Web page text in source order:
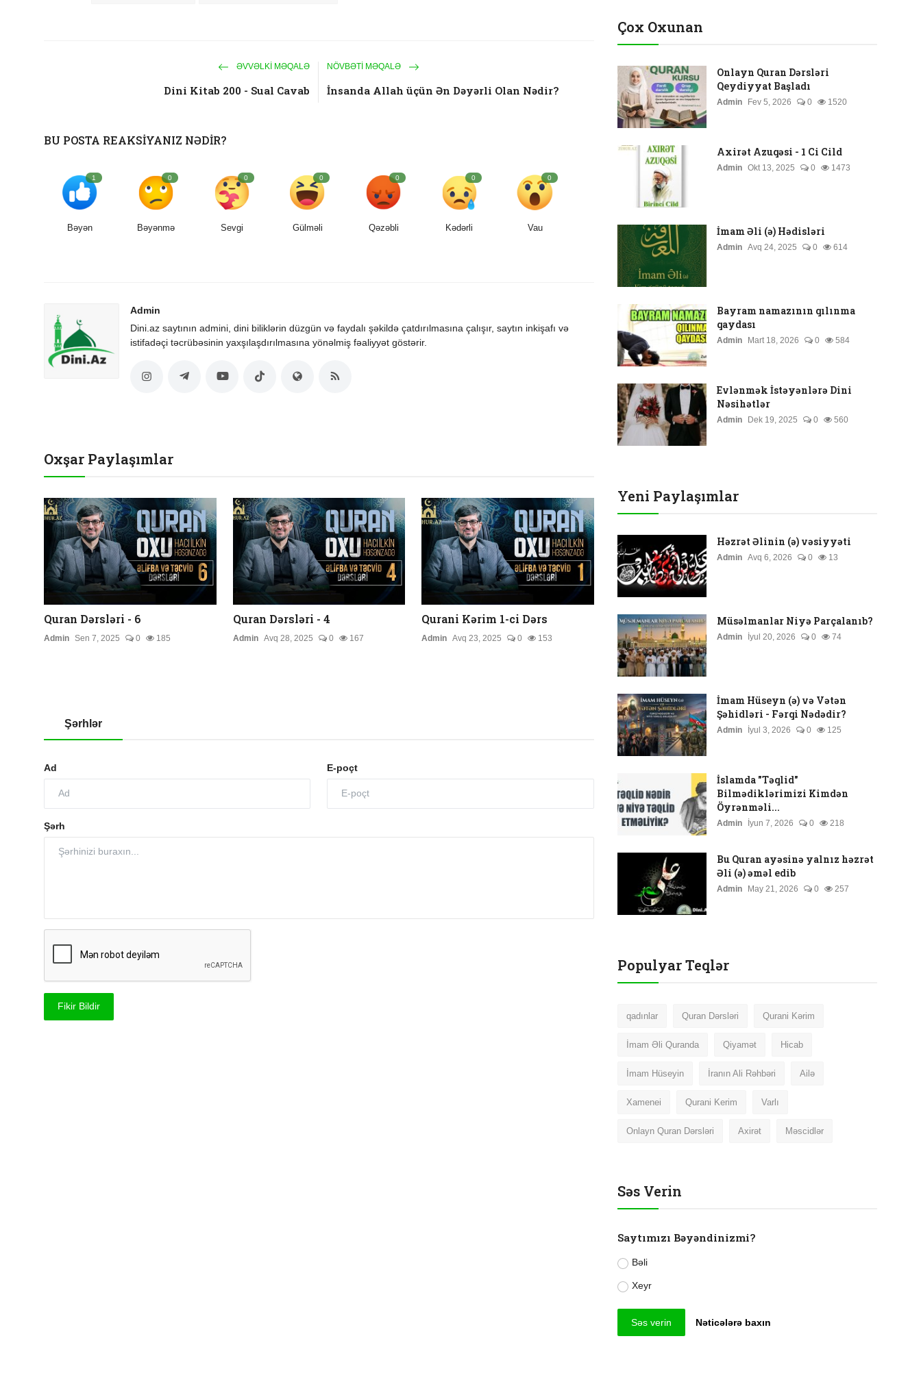
ƏVVƏLKI MƏQALƏ
Dini Kitab 200 - Sual Cavab
NÖVBƏTI MƏQALƏ
İnsanda Allah üçün Ən Dəyərli Olan Nədir?
BU POSTA REAKSIYANIZ NƏDIR?
1
Bəyən
0
Bəyənmə
0
Sevgi
0
Gülməli
0
Qəzəbli
0
Kədərli
0
Vau
Admin
Dini.az saytının admini, dini biliklərin düzgün və faydalı şəkildə çatdırılmasına çalışır, saytın inkişafı və
istifadəçi təcrübəsinin yaxşılaşdırılmasına yönəlmiş fəaliyyət göstərir.
Oxşar Paylaşımlar
Quran Dərsləri - 6
Admin Sen 7, 2025 0 185
Quran Dərsləri - 4
Admin Avq 28, 2025 0 167
Qurani Kərim 1-ci Dərs
Admin Avq 23, 2025 0 153
Şərhlər
Ad E-poçt
Şərh
Fikir Bildir
Çox Oxunan
Onlayn Quran Dərsləri
Qeydiyyat Başladı
Admin Fev 5, 2026 0 1520
Axirət Azuqəsi - 1 Ci Cild
Admin Okt 13, 2025 0 1473
İmam Əli (ə) Hədisləri
Admin Avq 24, 2025 0 614
Bayram namazının qılınma
qaydası
Admin Mart 18, 2026 0 584
Evlənmək İstəyənlərə Dini
Nəsihətlər
Admin Dek 19, 2025 0 560
Yeni Paylaşımlar
Həzrət Əlinin (ə) vəsiyyəti
Admin Avq 6, 2026 0 13
Müsəlmanlar Niyə Parçalanıb?
Admin İyul 20, 2026 0 74
İmam Hüseyn (ə) və Vətən
Şəhidləri - Fərqi Nədədir?
Admin İyul 3, 2026 0 125
İslamda "Təqlid"
Bilmədiklərimizi Kimdən
Öyrənməli...
Admin İyun 7, 2026 0 218
Bu Quran ayəsinə yalnız həzrət
Əli (ə) əməl edib
Admin May 21, 2026 0 257
Populyar Teqlər
qadınlar Quran Dərsləri Qurani Kərim
İmam Əli Quranda Qiyamət Hicab
İmam Hüseyin İranın Ali Rəhbəri Ailə
Xamenei Qurani Kerim Varlı
Onlayn Quran Dərsləri Axirət Məscidlər
Səs Verin
Saytımızı Bəyəndinizmi?
Bəli
Xeyr
Səs verin Nəticələrə baxın